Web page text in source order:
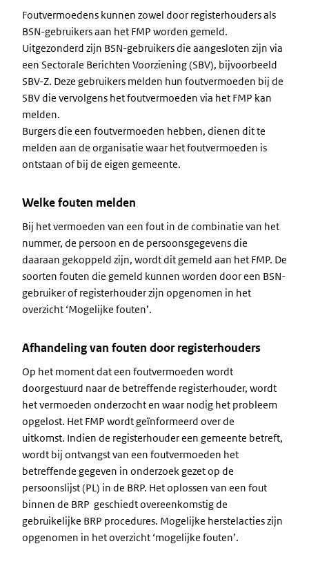
Foutvermoedens kunnen zowel door registerhouders als
BSN-gebruikers aan het FMP worden gemeld.
Uitgezonderd zijn BSN-gebruikers die aangesloten zijn via
een Sectorale Berichten Voorziening (SBV), bijvoorbeeld
SBV-Z. Deze gebruikers melden hun foutvermoeden bij de
SBV die vervolgens het foutvermoeden via het FMP kan
melden.
Burgers die een foutvermoeden hebben, dienen dit te
melden aan de organisatie waar het foutvermoeden is
ontstaan of bij de eigen gemeente.
Welke fouten melden
Bij het vermoeden van een fout in de combinatie van het
nummer, de persoon en de persoonsgegevens die
daaraan gekoppeld zijn, wordt dit gemeld aan het FMP. De
soorten fouten die gemeld kunnen worden door een BSN-
gebruiker of registerhouder zijn opgenomen in het
overzicht ‘Mogelijke fouten’.
Afhandeling van fouten door registerhouders
Op het moment dat een foutvermoeden wordt
doorgestuurd naar de betreffende registerhouder, wordt
het vermoeden onderzocht en waar nodig het probleem
opgelost. Het FMP wordt geïnformeerd over de
uitkomst. Indien de registerhouder een gemeente betreft,
wordt bij ontvangst van een foutvermoeden het
betreffende gegeven in onderzoek gezet op de
persoonslijst (PL) in de BRP. Het oplossen van een fout
binnen de BRP geschiedt overeenkomstig de
gebruikelijke BRP procedures. Mogelijke herstelacties zijn
opgenomen in het overzicht ‘mogelijke fouten’.